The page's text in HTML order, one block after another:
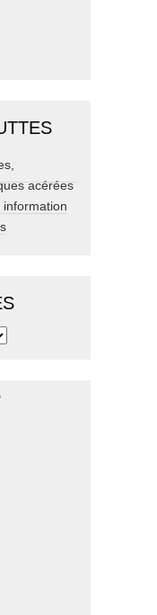
information